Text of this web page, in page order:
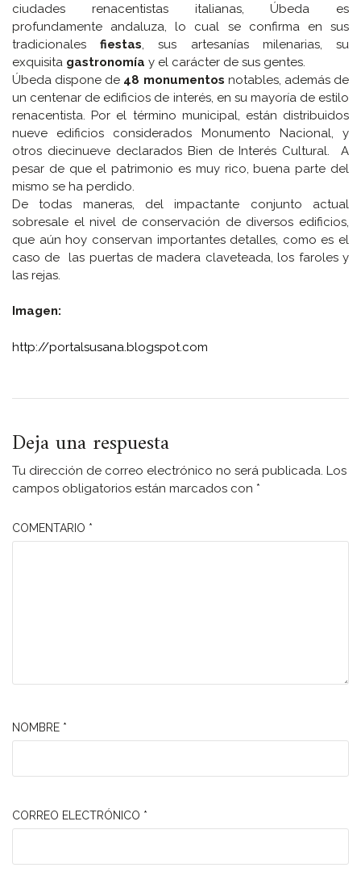
ciudades renacentistas italianas, Úbeda es
profundamente andaluza, lo cual se confirma en sus
tradicionalesfiestas, sus artesanías milenarias, su
exquisita gastronomía y el carácter de sus gentes.
Úbeda dispone de 48 monumentos notables, además de
un centenar de edificios de interés, en su mayoría de estilo
renacentista. Por el término municipal, están distribuidos
nueve edificios considerados Monumento Nacional, y
otros diecinueve declarados Bien de Interés Cultural. A
pesar de que el patrimonio es muy rico, buena parte del
mismo se ha perdido.
De todas maneras, del impactante conjunto actual
sobresale el nivel de conservación de diversos edificios,
que aún hoy conservan importantes detalles, como es el
caso de las puertas de madera claveteada, los faroles y
las rejas.
Imagen:
http://portalsusana.blogspot.com
Deja una respuesta
Tu dirección de correo electrónico no será publicada. Los
campos obligatorios están marcados con *
COMENTARIO *
NOMBRE *
CORREO ELECTRÓNICO *